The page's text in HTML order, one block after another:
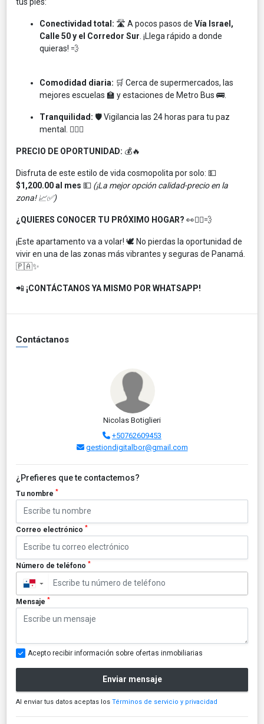
Conectividad total: 🛣️ A pocos pasos de Vía Israel,
Calle 50 y el Corredor Sur . ¡Llega rápido a donde
quieras! 💨
Comodidad diaria: 🛒 Cerca de supermercados, las
mejores escuelas 🏫 y estaciones de Metro Bus 🚌.
Tranquilidad: 🛡️ Vigilancia las 24 horas para tu paz
mental. 👮‍♂️✅
PRECIO DE OPORTUNIDAD: 💰🔥
Disfruta de este estilo de vida cosmopolita por solo: 💵
$1,200.00 al mes 💵 (¡La mejor opción calidad-precio en la
zona! 📈✅)
¿QUIERES CONOCER TU PRÓXIMO HOGAR? 👀🏃‍♂️💨
¡Este apartamento va a volar! 🕊️ No pierdas la oportunidad de
vivir en una de las zonas más vibrantes y seguras de Panamá.
🇵🇦✨
📲 ¡CONTÁCTANOS YA MISMO POR WHATSAPP!
Contáctanos
Nicolas Botiglieri
+50762609453
gestiondigitalbor@gmail.com
¿Prefieres que te contactemos?
Tu nombre *
Correo electrónico *
Número de teléfono *
▼
Mensaje *
Acepto recibir información sobre ofertas inmobiliarias
Enviar mensaje
Al enviar tus datos aceptas los Términos de servicio y privacidad